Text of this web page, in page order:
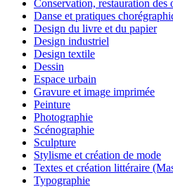
Conservation, restauration des
Danse et pratiques
Design du livre et du papier
Design industriel
Design textile
Dessin
Espace urbain
Gravure et image imprimée
Peinture
Photographie
Scénographie
Sculpture
Stylisme et création de mode
Textes et création littéraire
Typographie